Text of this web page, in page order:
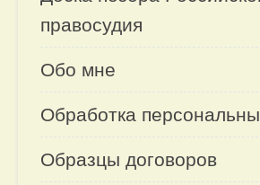
правосудия
Обо мне
Обработка
Образцы договоров